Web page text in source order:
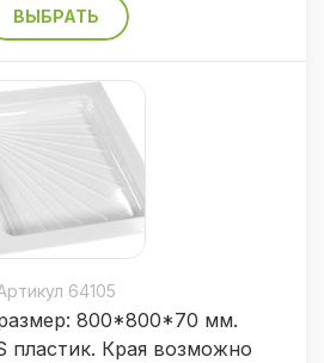
ВЫБРАТЬ
64105
800*800*70 мм.
пластик. Края возможно